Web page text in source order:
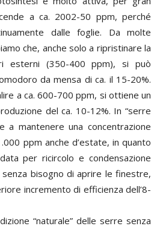
a ca. 2002-50 ppm, perché
dalle foglie. Da molte
che, anche solo a ripristinare la
esterni (350-400 ppm), si può
da mensa di ca. il 15-20%.
a ca. 600-700 ppm, si ottiene un
del ca. 10-12%. In “serre
a mantenere una concentrazione
ppm anche d’estate, in quanto
per ricircolo e condensazione
senza bisogno di aprire le finestre,
incremento di efficienza dell’8-
“naturale” delle serre senza